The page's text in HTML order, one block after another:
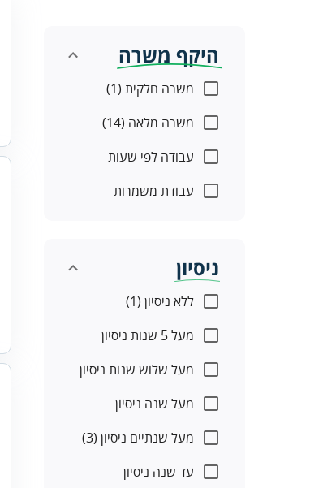
היקף משרה
משרה חלקית (1)
משרה מלאה (14)
עבודה לפי שעות
עבודת משמרות
ניסיון
ללא ניסיון (1)
מעל 5 שנות ניסיון
מעל שלוש שנות ניסיון
מעל שנה ניסיון
מעל שנתיים ניסיון (3)
עד שנה ניסיון